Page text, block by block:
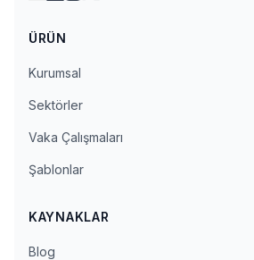
ÜRÜN
Kurumsal
Sektörler
Vaka Çalışmaları
Şablonlar
KAYNAKLAR
Blog